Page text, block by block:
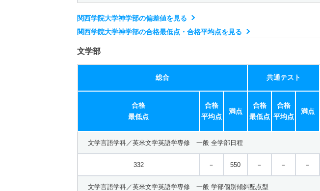
584.3
学部共通 一般 共テ １月７科目型
704.7 － 900 － － －
関西学院大学神学部の偏差値を見る
関西学院大学神学部の合格最低点・合格平均点を見る
文学部
総合 共通テスト
合格
最低点
合格
平均点
満点
合格
最低点
合格
平均点
満点
文学言語学科／英米文学英語学専修 一般 全学部日程
332 － 550 － － －
文学言語学科／英米文学英語学専修 一般 学部個別傾斜配点型